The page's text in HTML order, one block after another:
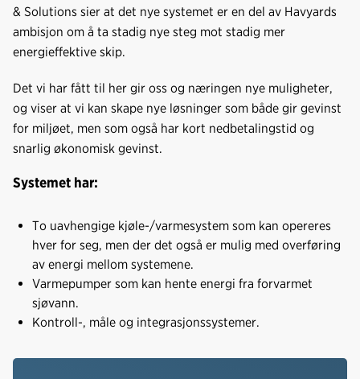
& Solutions sier at det nye systemet er en del av Havyards
ambisjon om å ta stadig nye steg mot stadig mer
energieffektive skip.
Det vi har fått til her gir oss og næringen nye muligheter,
og viser at vi kan skape nye løsninger som både gir gevinst
for miljøet, men som også har kort nedbetalingstid og
snarlig økonomisk gevinst.
Systemet har:
To uavhengige kjøle-/varmesystem som kan opereres
hver for seg, men der det også er mulig med overføring
av energi mellom systemene.
Varmepumper som kan hente energi fra forvarmet
sjøvann.
Kontroll-, måle og integrasjonssystemer.